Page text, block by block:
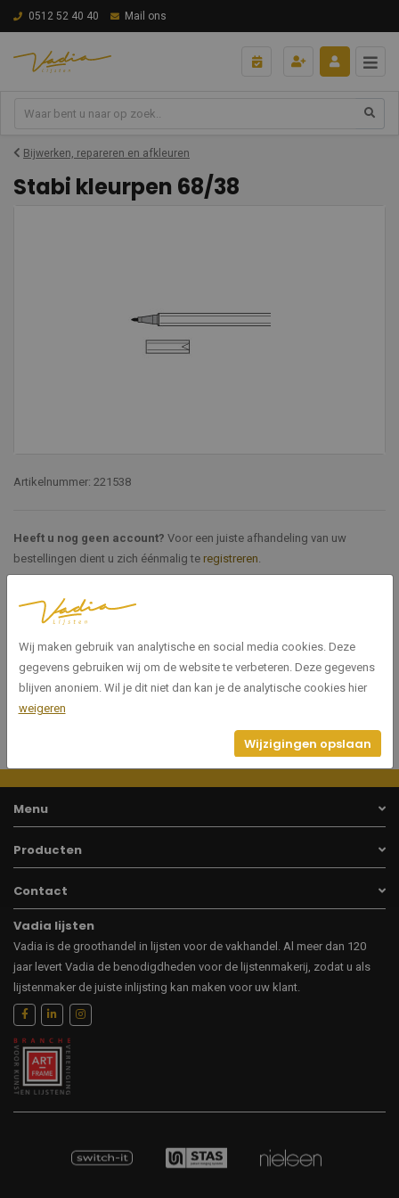
0512 52 40 40 Mail ons
Bijwerken, repareren en afkleuren
Stabi kleurpen 68/38
Artikelnummer: 221538
Heeft u nog geen account? Voor een juiste afhandeling van uw
bestellingen dient u zich éénmalig te registreren.
Specificaties
Artikelnummer 221538
Menu
Producten
Contact
Vadia lijsten
Vadia is de groothandel in lijsten voor de vakhandel. Al meer dan 120
jaar levert Vadia de benodigdheden voor de lijstenmakerij, zodat u als
lijstenmaker de juiste inlijsting kan maken voor uw klant.
Wij maken gebruik van analytische en social media cookies. Deze
gegevens gebruiken wij om de website te verbeteren. Deze gegevens
blijven anoniem. Wil je dit niet dan kan je de analytische cookies hier
weigeren
Wijzigingen opslaan